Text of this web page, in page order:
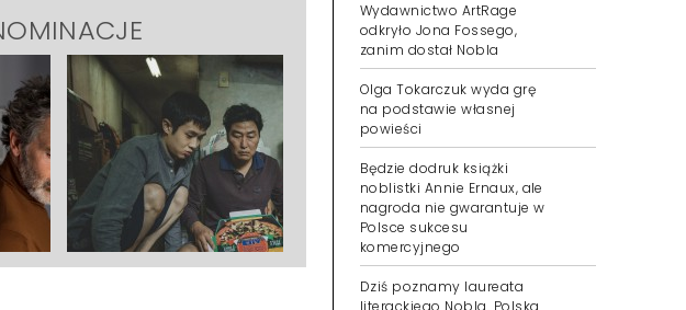
Wydawnictwo ArtRage
odkryło Jona Fossego,
zanim dostał Nobla
Olga Tokarczuk wyda grę
na podstawie własnej
powieści
Będzie dodruk książki
noblistki Annie Ernaux, ale
nagroda nie gwarantuje w
Polsce sukcesu
komercyjnego
Dziś poznamy laureata
literackiego Nobla. Polska